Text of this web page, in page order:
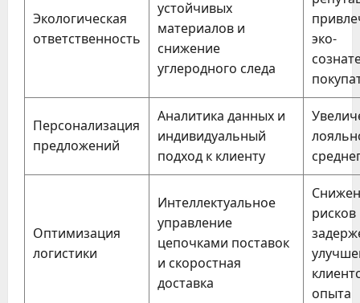
Экологическая
ответственность
устойчивых
материалов и
снижение
углеродного следа
эко-
Персонализация
предложений
Аналитика данных и
индивидуальный
подход к клиенту
Оптимизация
логистики
Интеллектуальное
управление
цепочками поставок
и скоростная
доставка
рисков
опыта